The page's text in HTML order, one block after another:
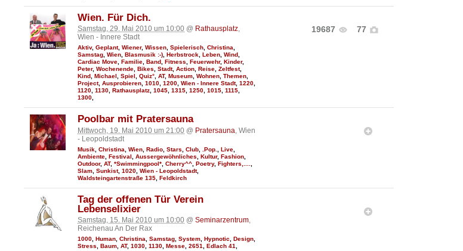
19687 77
Wien. Für Dich.
Samstag, 29. Mai 2010 um 10:00 @ Rathausplatz,
Wien - Innere Stadt
Aktiv, Geplant, Wiener, Wissen Spielerisch Christina
Samstag Wien Blasmusik :-) Herbstrock Leben Wind
Cardiac Move Familie Band Fitness Feuerwehr, Kinder,
Peter, Wochenende Bikes Stadt, Action Reise Zeltfest,
Kind Michael Spiel Quiz° AT, Museum Wohnen Themen
Project, Ausprobieren 1010 1200 Wien - Innere Stadt, 1220
1120 1130 Rathausplatz 1045 1315 1250 1015 1115
1300
Poolbar mit Pratersauna
Mittwoch, 19. Mai 2010 um 21:00 @ Pratersauna , Wien
- Leopoldstadt
Musik Christina Wien Radio Stars Club .Pop. Live
Ambiente Festival Aussergewöhnliches Kultur, Fashion
Outdoor, AT, *Swimmingpool* Cherry^^ Poetry, Fighters,....
Slam Sunkist, 1020 Wien - Leopoldstadt,
Waldsteingartenstraße 135 Feldkirch
Tag der offenen Tür Verein
Lebenselixier
Samstag, 15. Mai 2010 um 10:00 @ Seminarzentrum,
Reichenau An Der Rax
1000 Human Christina Samstag System Hypnotic Design
Stress
Baum AT, 1030 1130 Messe 2651 Edlach 41